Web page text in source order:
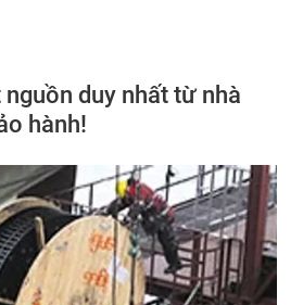
duy nhất từ nhà
hành!